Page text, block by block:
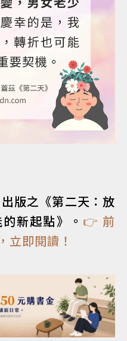
出版之《第二天：放
新起點》。 👉 前
立即閱讀！